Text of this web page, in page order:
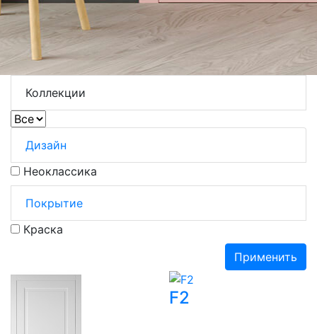
Коллекции
Дизайн
Неоклассика
Покрытие
Краска
Применить
F2